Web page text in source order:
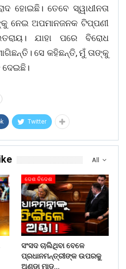
ହୋଇଛି। ତେବେ ସ୍ୱାଧୀନତା
ନେଇ ଅପମାନଜନକ ଟିପ୍ପଣୀ
ଯାହା ପରେ ବିରୋଧ
ସେ କହିଛନ୍ତି, ମୁଁ ତାଙ୍କୁ
Twitter
All
ଦେଶ ବିଦେଶ
ସଂସଦ ଚାଲିଥିବା ବେଳେ
ପ୍ରଧାନମନ୍ତ୍ରୀଙ୍କ ଉପରକୁ
ଅଣ୍ଡା ମାଡ…